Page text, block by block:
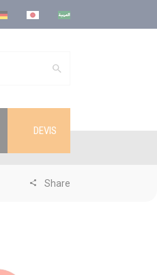
DEVIS
Share